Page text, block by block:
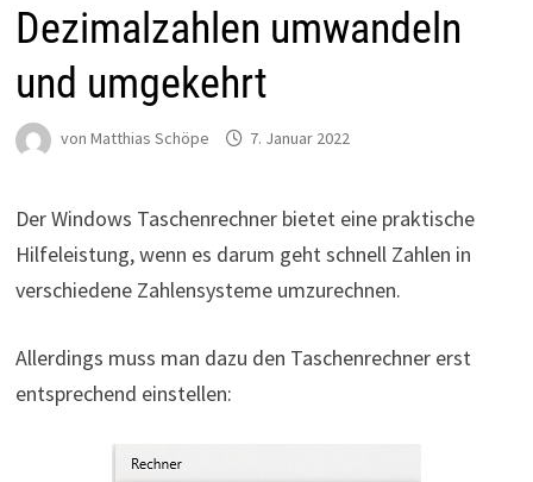
Dezimalzahlen umwandeln
und umgekehrt
vonMatthias Schöpe 7. Januar 2022
Der Windows Taschenrechner bietet eine praktische
Hilfeleistung, wenn es darum geht schnell Zahlen in
verschiedene Zahlensysteme umzurechnen.
Allerdings muss man dazu den Taschenrechner erst
entsprechend einstellen: